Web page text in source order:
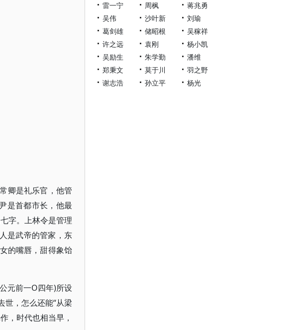
卿是礼乐官，他管
是首都市长，他最
字。上林令是管理
是武帝的管家，东
的嘴唇，甜得象饴
元前一O四年)所设
世，怎么还能“从梁
，时代也相当早，
雷一宁
周枫
蒋兆勇
吴伟
沙叶新
刘瑜
葛剑雄
储昭根
吴稼祥
许之远
袁刚
杨小凯
吴励生
朱学勤
潘维
郑秉文
莫于川
羽之野
谢志浩
孙立平 杨光